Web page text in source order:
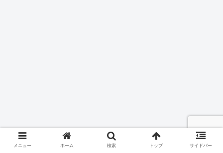
メニュー ホーム 検索 トップ サイドバー